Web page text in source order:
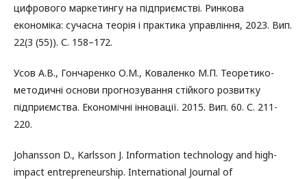
цифрового маркетингу на підприємстві. Ринкова
економіка: сучасна теорія і практика управління, 2023. Вип.
22(3 (55)). С. 158–172.
Усов А.В., Гончаренко О.М., Коваленко М.П. Теоретико-
методичні основи прогнозування стійкого розвитку
підприємства. Економічні інновації. 2015. Вип. 60. С. 211-
220.
Johansson D., Karlsson J. Information technology and high-
impact entrepreneurship. International Journal of